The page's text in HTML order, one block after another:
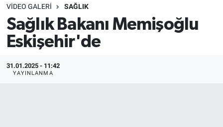
VIDEO GALERI SAĞLIK
Sağlık Bakanı Memişoğlu
Eskişehir'de
31.01.2025 - 11:42
YAYINLANMA
Gündem
Türkiye
Dünya
Eskişehirspor Arşivi
Eskişehir Arşivi
Röportaj
Süper Lig Puan Durumu ve Fikstür
Tüm Manşetler
Son Dakika Haberleri